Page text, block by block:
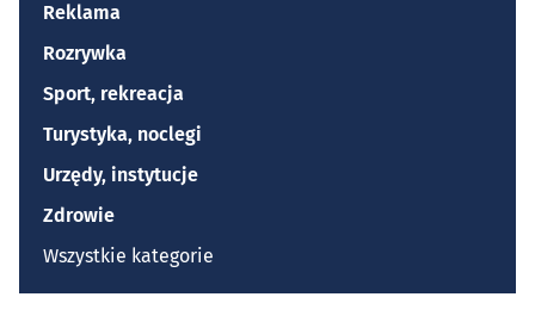
Reklama
Rozrywka
Sport, rekreacja
Turystyka, noclegi
Urzędy, instytucje
Zdrowie
Wszystkie kategorie